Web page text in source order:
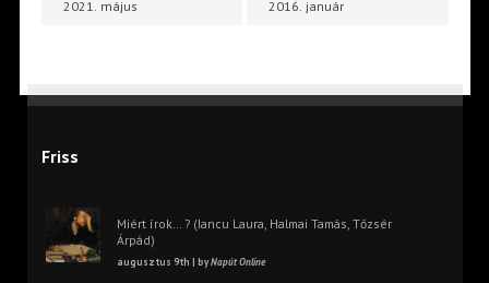
2021. május 2016. január
Friss
Miért írok… ? (Iancu Laura, Halmai Tamás, Tőzsér
Árpád)
augusztus 9th | byNapút Online